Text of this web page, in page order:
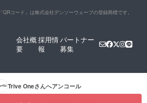
「QRコード」は株式会社デンソーウェーブの登録商標です。
会社概
要
採用情
報
パートナー
募集
Trive Oneさんへアンコール